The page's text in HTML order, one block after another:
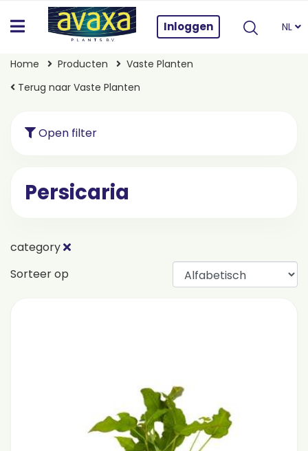
Inloggen NL
Home Producten
Vaste Planten
Terug naar Vaste Planten
Open filter
Persicaria
category
Sorteer op